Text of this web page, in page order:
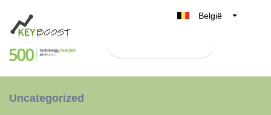
België
Nederland
Uncategorized